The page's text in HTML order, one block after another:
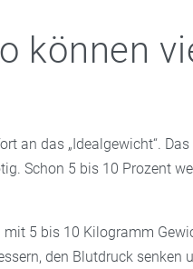
können
an das „Idealgewicht“.
Schon 5 bis 10 Prozent
5 bis 10 Kilogramm
den Blutdruck senken